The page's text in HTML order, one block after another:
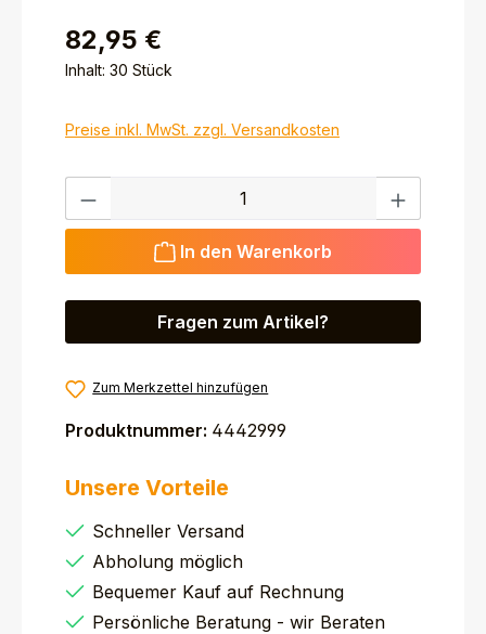
82,95 €
Inhalt: 30 Stück
Preise inkl. MwSt. zzgl. Versandkosten
Produkt Anzahl: Gib den gewünschten Wert ein
In den Warenkorb
Fragen zum Artikel?
Zum Merkzettel hinzufügen
Produktnummer: 4442999
Unsere Vorteile
Schneller Versand
Abholung möglich
Bequemer Kauf auf Rechnung
Persönliche Beratung - wir Beraten